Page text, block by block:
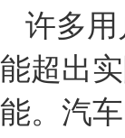
许多
能超出
能。汽